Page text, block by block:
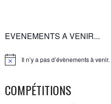
DES
ARTICLES
EVENEMENTS A VENIR...
Notice Il n’y a pas d’évènements à venir.
COMPÉTITIONS